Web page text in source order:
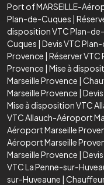
Port of MARSEILLE-
Plan-de-Cuques |
disposition VTC Plan-
Cuques | Devis VTC
Provence | Réserver
Provence | Mise à
Marseille Provence |
Marseille Provence |
Mise à disposition VTC
VTC Allauch-Aéroport
Aéroport Marseille
Aéroport Marseille
Marseille Provence |
VTC La Penne-sur-
sur-Huveaune |